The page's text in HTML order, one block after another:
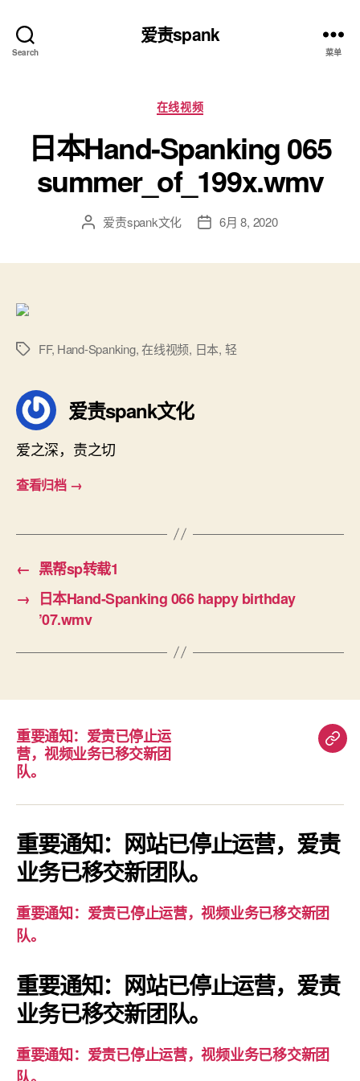
Search
爱责spank
菜单
分
类
在线视频
日本Hand-Spanking 065
summer_of_199x.wmv
文 爱责spank文化
发 6月 8, 2020
标
FF, Hand-Spanking,在线视频, 日本, 轻
爱责spank文化
爱之深，责之切
查看归档 →
← 黑帮sp转载1
→ 日本Hand-Spanking 066 happy birthday
’07.wmv
重要通知：爱责已停止运
营，视频业务已移交新团
队。
重
知：
爱
责
视
重要通知：网站已停止运营，爱责
业务已移交新团队。
重要通知：爱责已停止运营，视频业务已移交新团
队。
重要通知：网站已停止运营，爱责
业务已移交新团队。
重要通知：爱责已停止运营，视频业务已移交新团